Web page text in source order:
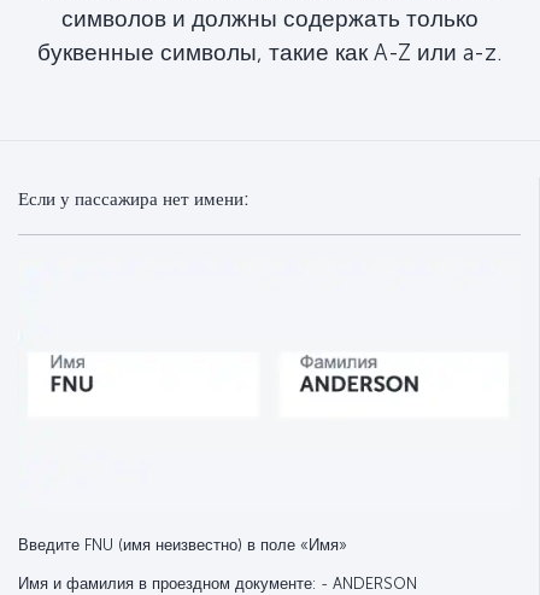
символов и должны содержать только
буквенные символы, такие как A-Z или a-z.
Если у пассажира нет имени:
Введите FNU (имя неизвестно) в поле «Имя»
Имя и фамилия в проездном документе: - ANDERSON